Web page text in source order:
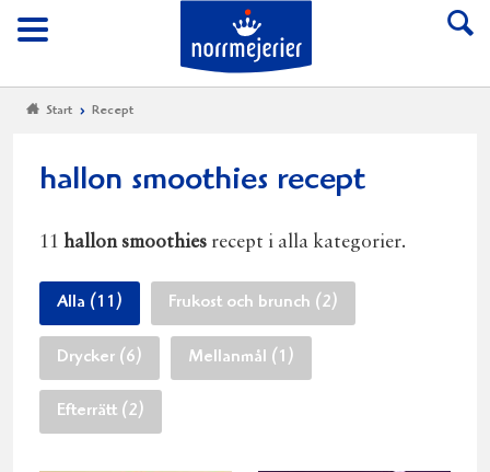
Meny
Till Norrmejerier
Start Recept
hallon smoothies recept
11 hallon smoothies recept i alla kategorier.
Alla (11) Frukost och brunch (2)
Drycker (6) Mellanmål (1)
Efterrätt (2)